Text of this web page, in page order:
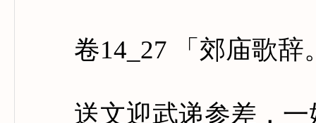
卷14_27 「郊庙歌辞
送文迎武递参差，一